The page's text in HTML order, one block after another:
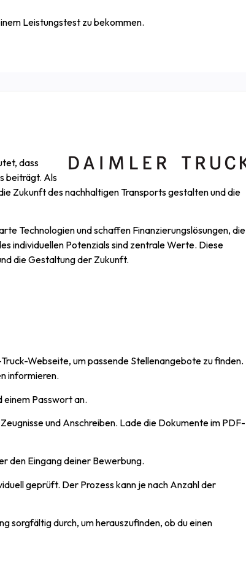
Leistungstest zu bekommen.
dass
beiträgt. Als
Zukunft des nachhaltigen Transports gestalten und die
Technologien und schaffen Finanzierungslösungen, die
individuellen Potenzials sind zentrale Werte. Diese
die Gestaltung der Zukunft.
Webseite, um passende Stellenangebote zu finden.
informieren.
einem Passwort an.
und Anschreiben. Lade die Dokumente im PDF-
den Eingang deiner Bewerbung.
geprüft. Der Prozess kann je nach Anzahl der
sorgfältig durch, um herauszufinden, ob du einen